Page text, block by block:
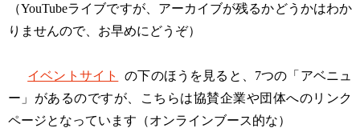
（YouTubeライブですが、アーカイブが残るかどうかはわか
りませんので、お早めにどうぞ）
イベントサイト
の下のほうを見ると、7つの「アベニュ
ー」があるのですが、こちらは協賛企業や団体へのリンク
ページとなっています（オンラインブース的な）